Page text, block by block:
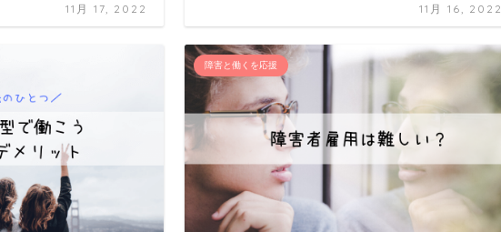
11月 17, 2022 11月 16, 2022
障害と働くを応援